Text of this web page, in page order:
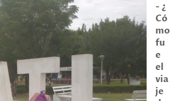
- ¿
Có
mo
fu
e
el
via
je